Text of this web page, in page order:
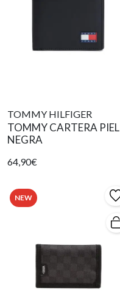
TOMMY HILFIGER
TOMMY CARTERA PIEL
NEGRA
64,90€
NEW